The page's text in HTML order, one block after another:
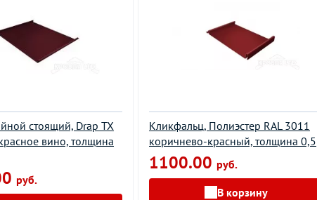
стоящий, Drap TX
вино, толщина
руб.
Кликфальц, Полиэстер RAL 3011
коричнево-красный, толщина 0,5
1100.00 руб.
В корзину